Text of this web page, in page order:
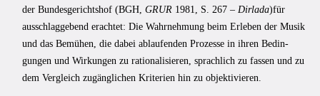
der Bundesgerichtshof (BGH, GRUR 1981, S. 267 – Dirlada)für
ausschlaggebend erachtet: Die Wahrnehmung beim Erleben der Musik
und das Bemühen, die dabei ablaufenden Prozesse in ihren Bedin­
gungen und Wirkungen zu rationalisieren, sprachlich zu fassen und zu
dem Vergleich zugänglichen Kriterien hin zu objektivieren.